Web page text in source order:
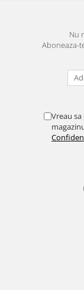
Nu
Aboneaza-
Vreau